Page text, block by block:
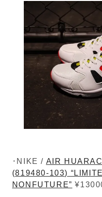
･NIKE / AIR
(819480-103)
NONFUTURE”